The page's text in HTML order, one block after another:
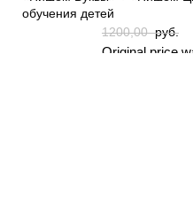
обучения детей
1200,00руб.
Original price
Current price